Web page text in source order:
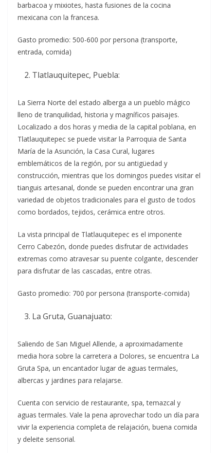
barbacoa y mixiotes, hasta fusiones de la cocina
mexicana con la francesa.
Gasto promedio: 500-600 por persona (transporte,
entrada, comida)
Tlatlauquitepec, Puebla:
La Sierra Norte del estado alberga a un pueblo mágico
lleno de tranquilidad, historia y magníficos paisajes.
Localizado a dos horas y media de la capital poblana, en
Tlatlauquitepec se puede visitar la Parroquia de Santa
María de la Asunción, la Casa Cural, lugares
emblemáticos de la región, por su antigüedad y
construcción, mientras que los domingos puedes visitar el
tianguis artesanal, donde se pueden encontrar una gran
variedad de objetos tradicionales para el gusto de todos
como bordados, tejidos, cerámica entre otros.
La vista principal de Tlatlauquitepec es el imponente
Cerro Cabezón, donde puedes disfrutar de actividades
extremas como atravesar su puente colgante, descender
para disfrutar de las cascadas, entre otras.
Gasto promedio: 700 por persona (transporte-comida)
La Gruta, Guanajuato:
Saliendo de San Miguel Allende, a aproximadamente
media hora sobre la carretera a Dolores, se encuentra La
Gruta Spa, un encantador lugar de aguas termales,
albercas y jardines para relajarse.
Cuenta con servicio de restaurante, spa, temazcal y
aguas termales. Vale la pena aprovechar todo un día para
vivir la experiencia completa de relajación, buena comida
y deleite sensorial.